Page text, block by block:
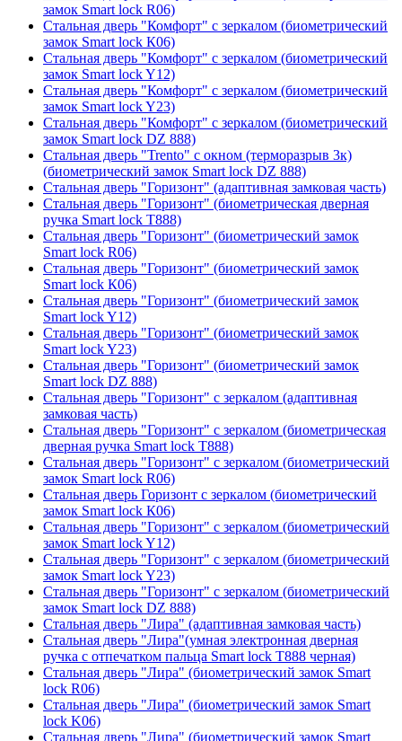
замок Smart lock R06)
Стальная дверь "Комфорт" с зеркалом (биометрический
замок Smart lock К06)
Стальная дверь "Комфорт" с зеркалом (биометрический
замок Smart lock Y12)
Стальная дверь "Комфорт" с зеркалом (биометрический
замок Smart lock Y23)
Стальная дверь "Комфорт" с зеркалом (биометрический
замок Smart lock DZ 888)
Стальная дверь "Trento" с окном (терморазрыв 3к)
(биометрический замок Smart lock DZ 888)
Стальная дверь "Горизонт" (адаптивная замковая часть)
Стальная дверь "Горизонт" (биометрическая дверная
ручка Smart lock T888)
Стальная дверь "Горизонт" (биометрический замок
Smart lock R06)
Стальная дверь "Горизонт" (биометрический замок
Smart lock К06)
Стальная дверь "Горизонт" (биометрический замок
Smart lock Y12)
Стальная дверь "Горизонт" (биометрический замок
Smart lock Y23)
Стальная дверь "Горизонт" (биометрический замок
Smart lock DZ 888)
Стальная дверь "Горизонт" с зеркалом (адаптивная
замковая часть)
Стальная дверь "Горизонт" с зеркалом (биометрическая
дверная ручка Smart lock T888)
Стальная дверь "Горизонт" с зеркалом (биометрический
замок Smart lock R06)
Стальная дверь Горизонт с зеркалом (биометрический
замок Smart lock К06)
Стальная дверь "Горизонт" с зеркалом (биометрический
замок Smart lock Y12)
Стальная дверь "Горизонт" с зеркалом (биометрический
замок Smart lock Y23)
Стальная дверь "Горизонт" с зеркалом (биометрический
замок Smart lock DZ 888)
Стальная дверь "Лира" (адаптивная замковая часть)
Стальная дверь "Лира"(умная электронная дверная
ручка с отпечатком пальца Smart lock T888 черная)
Стальная дверь "Лира" (биометрический замок Smart
lock R06)
Стальная дверь "Лира" (биометрический замок Smart
lock K06)
Стальная дверь "Лира" (биометрический замок Smart